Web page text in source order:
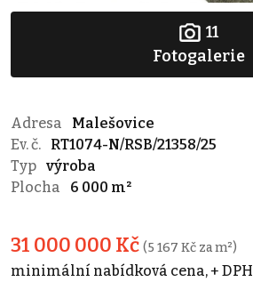
11
Fotogalerie
Adresa
Malešovice
Ev. č.
RT1074-N/RSB/21358/25
Typ výroba
Plocha
6 000 m²
31 000 000 Kč (5 167 Kč za m²)
minimální nabídková cena, + DPH